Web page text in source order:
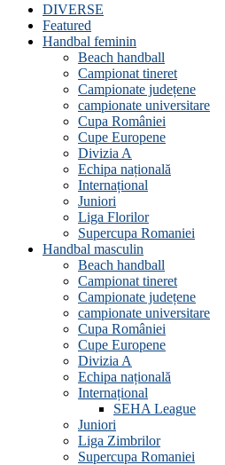
DIVERSE
Featured
Handbal feminin
Beach handball
Campionat tineret
Campionate județene
campionate universitare
Cupa României
Cupe Europene
Divizia A
Echipa națională
Internațional
Juniori
Liga Florilor
Supercupa Romaniei
Handbal masculin
Beach handball
Campionat tineret
Campionate județene
campionate universitare
Cupa României
Cupe Europene
Divizia A
Echipa națională
Internațional
SEHA League
Juniori
Liga Zimbrilor
Supercupa Romaniei